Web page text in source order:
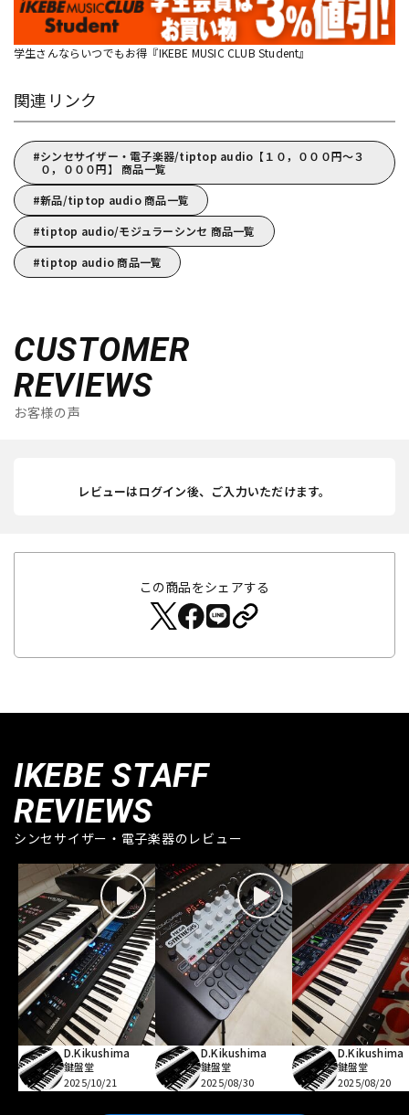
学生さんならいつでもお得『IKEBE MUSIC CLUB Student』
関連リンク
シンセサイザー・電子楽器/tiptop audio【１０，０００円～３
０，０００円】 商品一覧
新品/tiptop audio 商品一覧
tiptop audio/モジュラーシンセ 商品一覧
tiptop audio 商品一覧
CUSTOMER
REVIEWS
お客様の声
レビューはログイン後、ご入力いただけます。
この商品をシェアする
IKEBE STAFF
REVIEWS
シンセサイザー・電子楽器のレビュー
D.Kikushima
鍵盤堂
2025/10/21
D.Kikushima
鍵盤堂
2025/08/30
D.Kikushima
鍵盤堂
2025/08/20